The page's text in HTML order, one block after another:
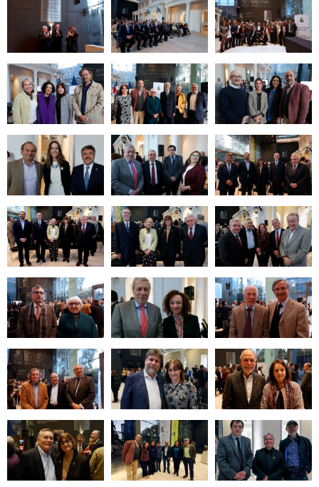
Zoom Zoom Zoom
Zoom Zoom Zoom
Zoom Zoom Zoom
Zoom Zoom Zoom
Zoom Zoom Zoom
Zoom Zoom Zoom